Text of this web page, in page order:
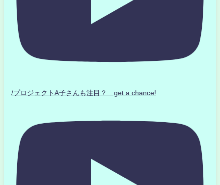
/プロジェクトA子さんも注目？ get a chance!